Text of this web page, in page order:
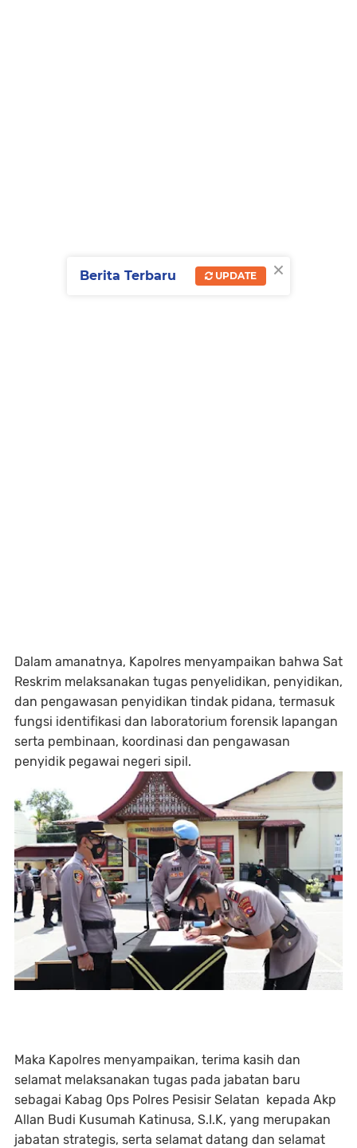
Dalam amanatnya, Kapolres menyampaikan bahwa Sat
Reskrim melaksanakan tugas penyelidikan, penyidikan,
dan pengawasan penyidikan tindak pidana, termasuk
fungsi identifikasi dan laboratorium forensik lapangan
serta pembinaan, koordinasi dan pengawasan
penyidik pegawai negeri sipil.
Maka Kapolres menyampaikan, terima kasih dan
selamat melaksanakan tugas pada jabatan baru
sebagai Kabag Ops Polres Pesisir Selatan kepada Akp
Allan Budi Kusumah Katinusa, S.I.K, yang merupakan
jabatan strategis, serta selamat datang dan selamat
×
Berita Terbaru UPDATE